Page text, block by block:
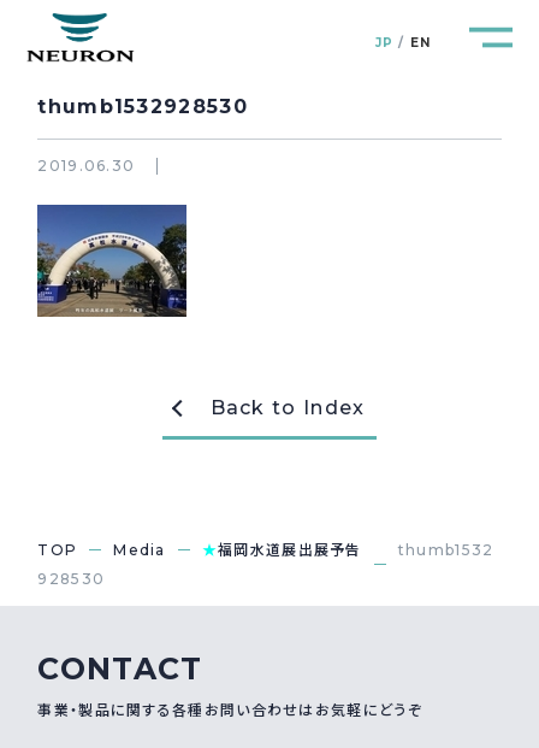
JP EN
管路防災研究所
企業情報 Company
採用情報
thumb1532928530
2019.06.30
Back to Index
TOP Media ★福岡水道展出展予告
thumb1532
928530
CONTACT
事業・製品に関する各種お問い合わせはお気軽にどうぞ